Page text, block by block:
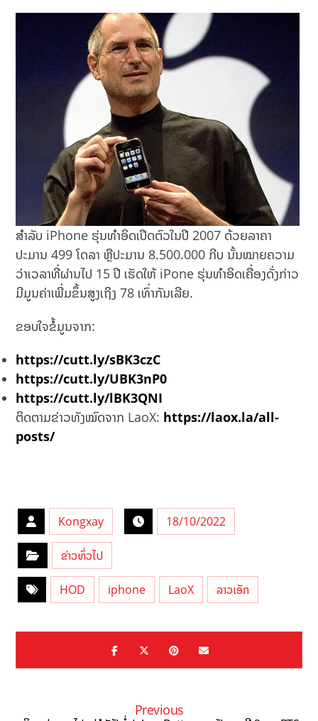
ສຳລັບ iPhone ຮຸ່ນທຳອິດເປີດຕົວໃນປີ 2007 ດ້ວຍລາຄາ
ປະມານ 499 ໂດລາ ຫຼືປະມານ 8.500.000 ກີບ ນັ້ນໝາຍຄວາມ
ວ່າເວລາທີ່ຜ່ານໄປ 15 ປີ ເຮັດໃຫ້ iPone ຮຸ່ນທຳອິດເຄື່ອງດັ່ງກ່າວ
ມີມູນຄ່າເພີ່ມຂຶ້ນສູງເຖິງ 78 ເທົ່າກັນເລີຍ.
ຂອບໃຈຂໍ້ມູນຈາກ:
https://cutt.ly/sBK3czC
https://cutt.ly/UBK3nP0
https://cutt.ly/lBK3QNI
ຕິດຕາມຂ່າວທັງໝົດຈາກ LaoX: https://laox.la/all-
posts/
Kongxay 18/10/2022
ຂ່າວທົ່ວໄປ
HOD iphone LaoX ລາວເອັກ
Previous